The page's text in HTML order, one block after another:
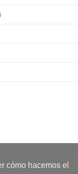
cómo hacemos el